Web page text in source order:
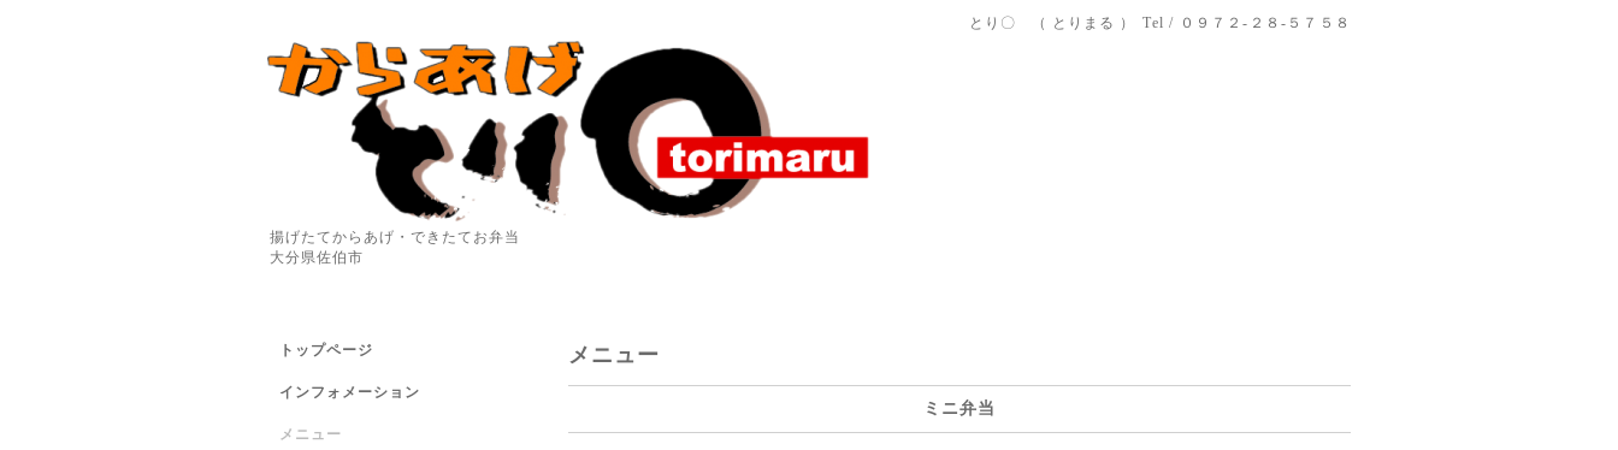
とり〇 （ とりまる ） Tel / ０９７２-２８-５７５８
揚げたてからあげ・できたてお弁当
大分県佐伯市
メニュー
ミニ弁当
トップページ
インフォメーション
メニュー